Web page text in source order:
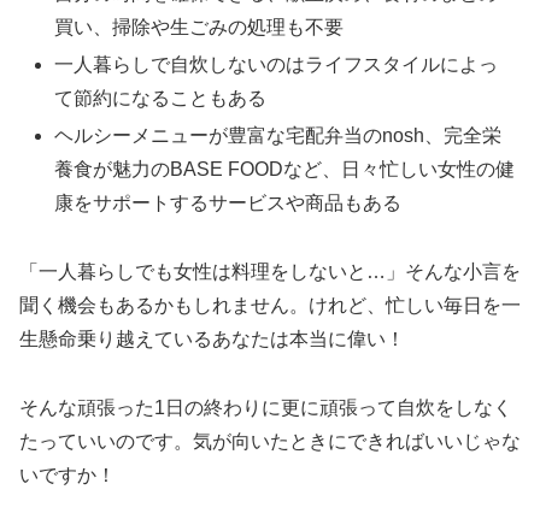
買い、掃除や生ごみの処理も不要
一人暮らしで自炊しないのはライフスタイルによっ
て節約になることもある
ヘルシーメニューが豊富な宅配弁当のnosh、完全栄
養食が魅力のBASE FOODなど、日々忙しい女性の健
康をサポートするサービスや商品もある
「一人暮らしでも女性は料理をしないと…」そんな小言を
聞く機会もあるかもしれません。けれど、忙しい毎日を一
生懸命乗り越えているあなたは本当に偉い！
そんな頑張った1日の終わりに更に頑張って自炊をしなく
たっていいのです。気が向いたときにできればいいじゃな
いですか！